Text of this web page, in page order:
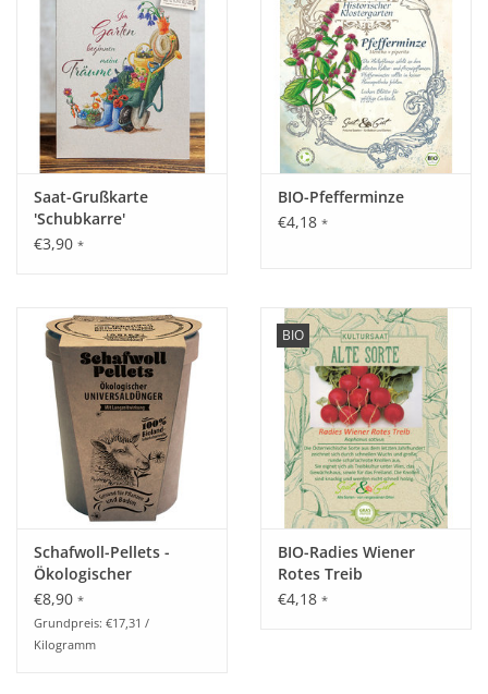
Umschlag und Karte wiegen zusammen etwa
Gramm.
Klapp-Karte Grußkarte Geschenkkarte
Saat-Grußkarte
'Schubkarre'
€3,90 *
BIO-Pfefferminze
€4,18 *
Schafwoll-Pellets -
Ökologischer
Universaldünger
€8,90 *
Grundpreis: €17,31 /
Kilogramm
BIO
BIO-Radies Wiener
Rotes Treib
€4,18 *